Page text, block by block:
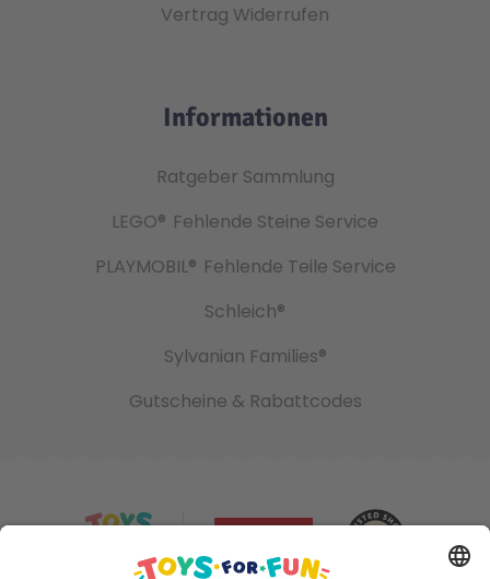
Vertrag Widerrufen
Informationen
Ratgeber Sammlung
LEGO® Fehlende Steine Service
PLAYMOBIL® Fehlende Teile Service
Schleich®
Sylvanian Families®
Gutscheine & Rabattcodes